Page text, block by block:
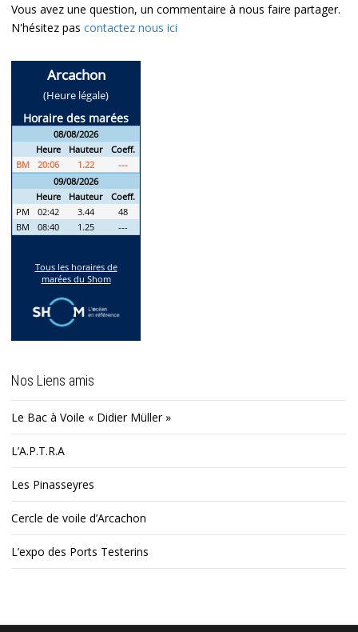
Vous avez une question, un commentaire à nous faire partager.
N'hésitez pas contactez nous ici
Nos Liens amis
Le Bac à Voile « Didier Müller »
L’A.P.T.R.A
Les Pinasseyres
Cercle de voile d’Arcachon
L’expo des Ports Testerins